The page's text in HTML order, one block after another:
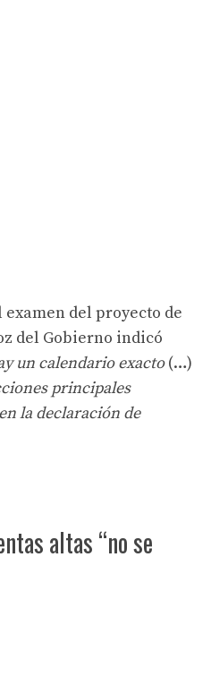
del proyecto de
del Gobierno indicó
un calendario exacto(…)
principales
la declaración de
altas “no se